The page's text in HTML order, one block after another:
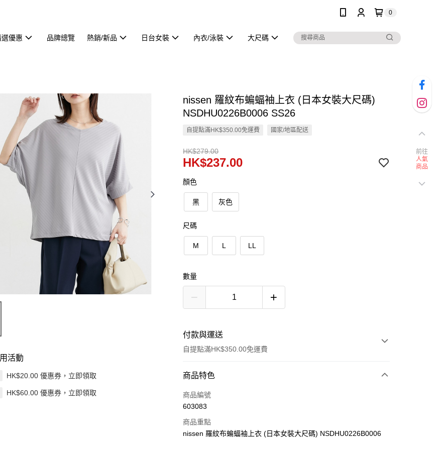
0
優惠 品牌總覽 熱銷/新品 日台女裝 內衣/泳裝 大尺碼
活動
HK$20.00 優惠券，立即領取
HK$60.00 優惠券，立即領取
nissen 羅紋布蝙蝠袖上衣 (日本女裝大尺碼)
NSDHU0226B0006 SS26
自提點滿HK$350.00免運費 國家/地區配送
HK$279.00
HK$237.00
顏色
黑 灰色
尺碼
M L LL
數量
付款與運送
自提點滿HK$350.00免運費
付款方式
信用卡
AlipayHK
商品特色
商品編號
603083
商品重點
nissen 羅紋布蝙蝠袖上衣 (日本女裝大尺碼) NSDHU0226B0006
前往
人氣
商品